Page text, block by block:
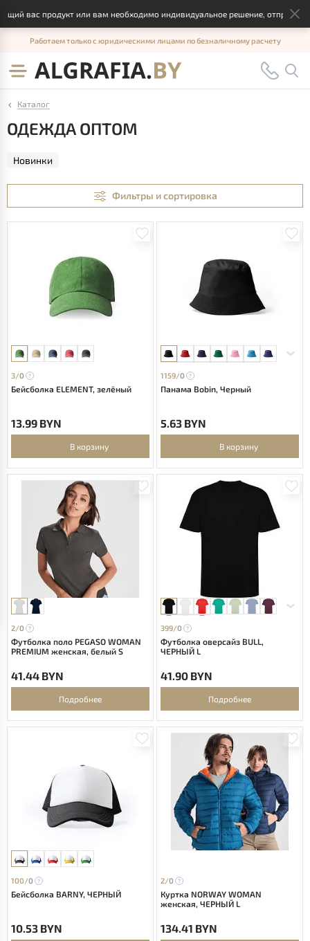
или вам необходимо индивидуальное решение, отправьте,
Работаем только с юридическими лицами по безналичному расчету
Каталог
ОДЕЖДА ОПТОМ
Новинки
Фильтры и сортировка
3/0
Бейсболка ELEMENT, зелёный
13.99 BYN
В корзину
1159/0
Панама Bobin, Черный
5.63 BYN
В корзину
2/0
Футболка поло PEGASO WOMAN
PREMIUM женская, белый S
41.44 BYN
Подробнее
399/0
Футболка оверсайз BULL,
ЧЕРНЫЙ L
41.90 BYN
Подробнее
100/0
Бейсболка BARNY, ЧЕРНЫЙ
10.53 BYN
2/0
Куртка NORWAY WOMAN
женская, ЧЕРНЫЙ L
134.41 BYN